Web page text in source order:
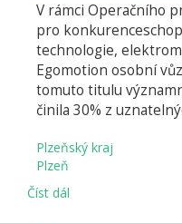
V rámci Operačního
pro
technologie,
Egomotion osobní
tomuto titulu
činila 30% z
Plzeňský kraj
Plzeň
Číst dál